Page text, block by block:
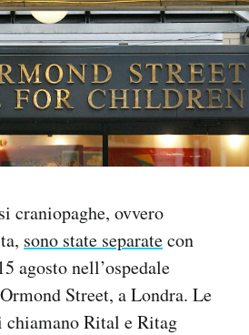
craniopaghe, ovvero
sono state separatecon
agosto nell’ospedale
Street, a Londra. Le
chiamano Rital e Ritag